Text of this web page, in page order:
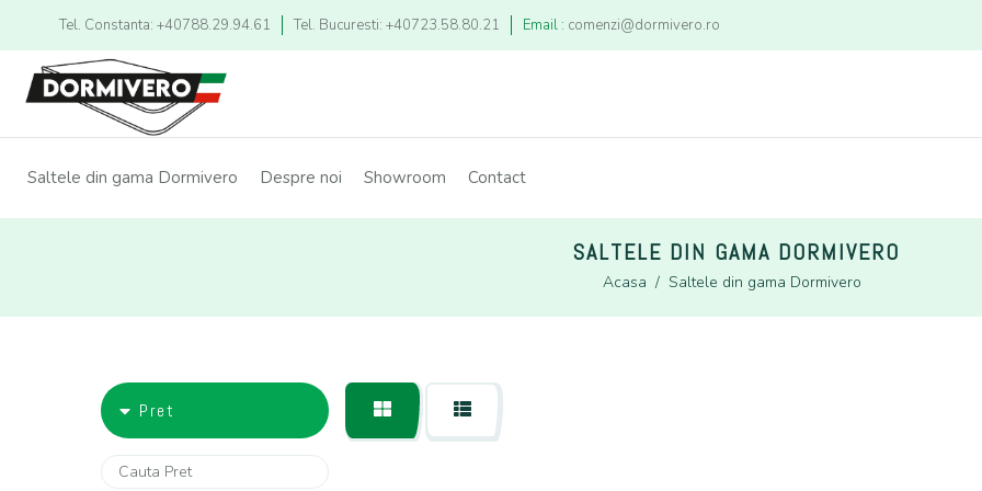
Tel. Constanta: +40788.29.94.61 Tel. Bucuresti: +40723.58.80.21 Email : comenzi@dormivero.ro
Saltele din gama Dormivero Despre noi Showroom Contact
SALTELE DIN GAMA DORMIVERO
Acasa / Saltele din gama Dormivero
Pret